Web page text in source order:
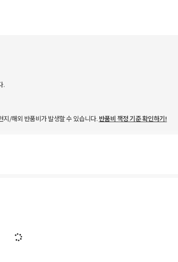
.
지/해외 반품비가 발생할 수 있습니다. 반품비 책정 기준 확인하기!